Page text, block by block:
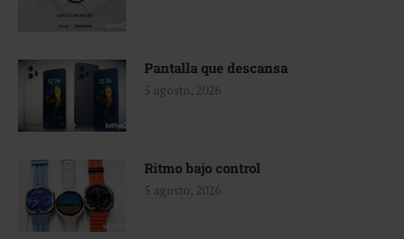
Pantalla que descansa
5 agosto, 2026
Ritmo bajo control
5 agosto, 2026